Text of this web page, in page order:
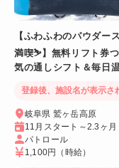
【ふわふわのパウダー
満喫⛷️】無料リフト券つ
気の通しシフト＆毎日
登録後、施設名が表示さ
岐阜県 鷲ヶ岳高原
11月スタート～2.3ヶ月
パトロール
1,100円 （時給）